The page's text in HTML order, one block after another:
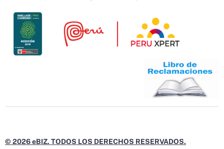
© 2026 eBIZ. TODOS LOS DERECHOS RESERVADOS.